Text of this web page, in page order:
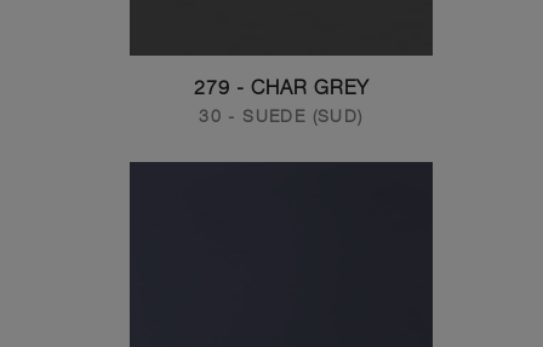
279 - CHAR GREY
30 - SUEDE (SUD)